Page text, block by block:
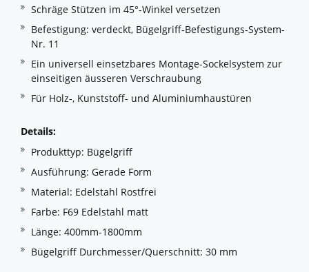
Schräge Stützen im 45°-Winkel versetzen
Befestigung: verdeckt, Bügelgriff-Befestigungs-System-
Nr. 11
Ein universell einsetzbares Montage-Sockelsystem zur
einseitigen äusseren Verschraubung
Für Holz-, Kunststoff- und Aluminiumhaustüren
Details:
Produkttyp: Bügelgriff
Ausführung: Gerade Form
Material: Edelstahl Rostfrei
Farbe: F69 Edelstahl matt
Länge: 400mm-1800mm
Bügelgriff Durchmesser/Querschnitt: 30 mm